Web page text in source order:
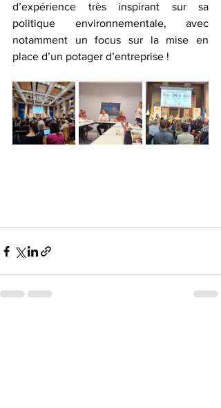
d’expérience très inspirant sur sa
politique environnementale, avec
notamment un focus sur la mise en
place d’un potager d’entreprise !